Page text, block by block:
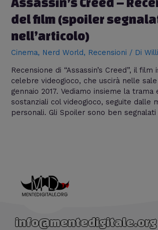
del film (spoiler
nell’articolo)
Cinema, Nerd World, Recensioni / Di
Recensione di “Assassin’s Creed”, il film
celebre videogioco, che uscirà nelle
gennaio 2017. Vediamo insieme la
sostanziali col videogioco, seguite dalle
personali. Gli Spoiler sono ben segnalati
info@mentedigitale.org